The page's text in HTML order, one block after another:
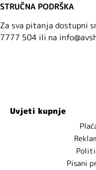
STRUČNA PODRŠKA
Za sva pitanja dostupni
7777 504 ili na
Uvjeti kupnje
Pisani